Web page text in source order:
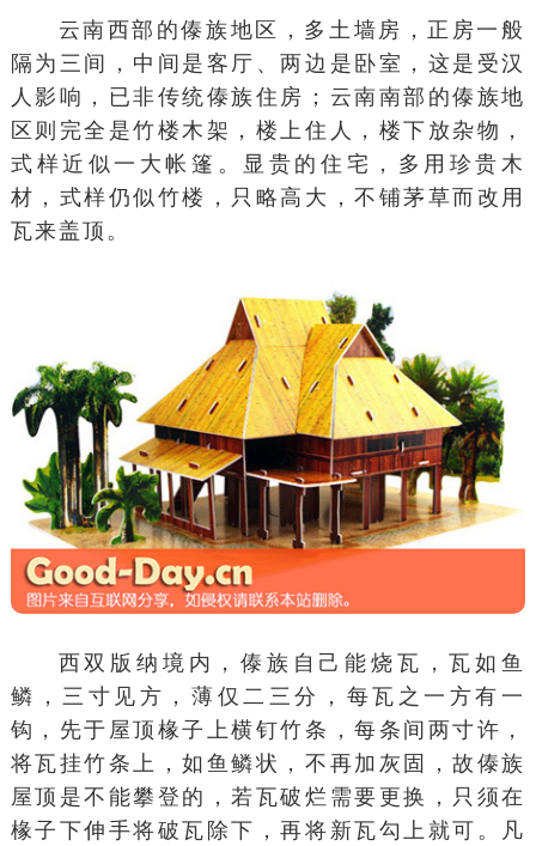
云南西部的傣族地区，多土墙房，正房一般
隔为三间，中间是客厅、两边是卧室，这是受汉
人影响，已非传统傣族住房；云南南部的傣族地
区则完全是竹楼木架，楼上住人，楼下放杂物，
式样近似一大帐篷。显贵的住宅，多用珍贵木
材，式样仍似竹楼，只略高大，不铺茅草而改用
瓦来盖顶。
西双版纳 境内，傣族自己能烧瓦，瓦如鱼
鳞，三寸见方，薄仅二三分，每瓦之一方有一
钩，先于屋顶椽子上横钉竹条，每条间两寸许，
将瓦挂竹条上，如鱼鳞状，不再加灰固，故傣族
屋顶是不能攀登的，若瓦破烂需要更换，只须在
椽子下伸手将破瓦除下，再将新瓦勾上就可。凡